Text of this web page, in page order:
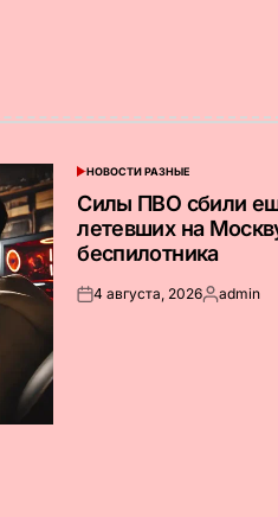
ОПУБЛИКОВАНО
НОВОСТИ РАЗНЫЕ
Силы ПВО сбили
летевших на
беспилотника
Опубликовано
4 августа, 2026Запись
admin